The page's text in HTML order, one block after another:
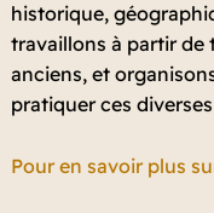
historique,
travaillons à partir de
anciens, et
pratiquer ces
Pour en savoir plus